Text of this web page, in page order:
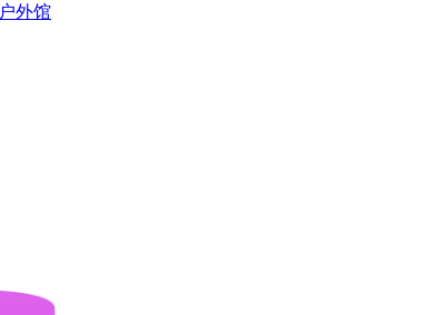
户外馆